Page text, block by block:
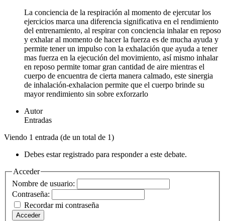
La conciencia de la respiración al momento de ejercutar los
ejercicios marca una diferencia significativa en el rendimiento
del entrenamiento, al respirar con conciencia inhalar en reposo
y exhalar al momento de hacer la fuerza es de mucha ayuda y
permite tener un impulso con la exhalación que ayuda a tener
mas fuerza en la ejecución del movimiento, así mismo inhalar
en reposo permite tomar gran cantidad de aire mientras el
cuerpo de encuentra de cierta manera calmado, este sinergia
de inhalación-exhalacion permite que el cuerpo brinde su
mayor rendimiento sin sobre exforzarlo
Autor
Entradas
Viendo 1 entrada (de un total de 1)
Debes estar registrado para responder a este debate.
Acceder
Nombre de usuario:
Contraseña:
Recordar mi contraseña
Acceder